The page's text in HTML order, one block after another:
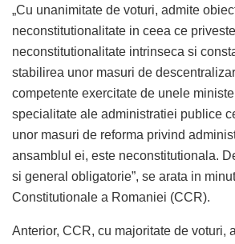
„Cu unanimitate de voturi, admite
neconstitutionalitate in ceea ce
neconstitutionalitate intrinseca si
stabilirea unor masuri de
competente exercitate de unele
specialitate ale administratiei publice
unor masuri de reforma privind
ansamblul ei, este neconstitutionala.
si general obligatorie”, se arata in
Constitutionale a Romaniei (CCR).
Anterior, CCR, cu majoritate de voturi,